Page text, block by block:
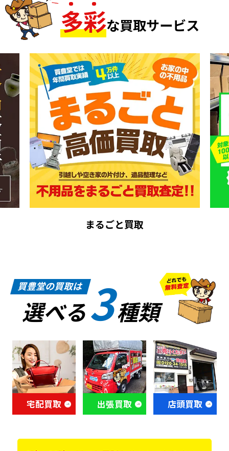
多彩な買取サービス
まるごと買取
買豊堂の買取は
選べる3種類
宅配買取 出張買取 店頭買取